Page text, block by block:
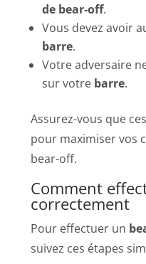
de bear-off.
Vous devez avoir
barre.
Votre adversaire
sur votre barre.
Assurez-vous que
pour maximiser vos
bear-off.
Comment
correctement
Pour effectuer un
suivez ces étapes